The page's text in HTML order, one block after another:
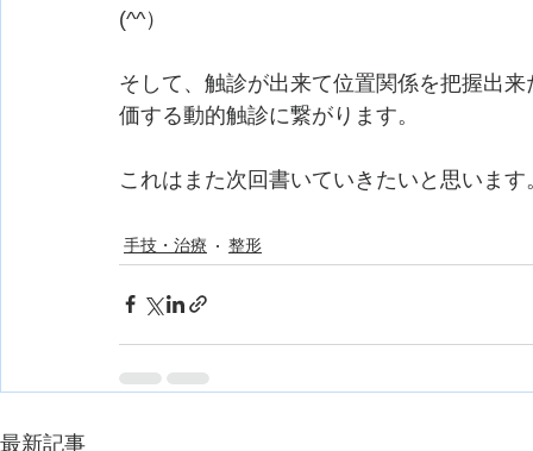
(^^）
そして、触診が出来て位置関係を把握出
価する動的触診に繋がります。
これはまた次回書いていきたいと思います
手技・治療 整形
最新記事